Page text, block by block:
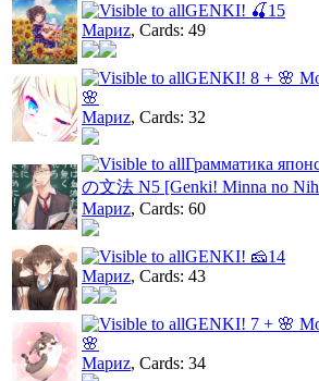
GENKI! 🍒15
Мариz, Cards: 49
GENKI! 8 + 🌸
🌸
Мариz, Cards: 32
Грамматика
の文法 N5 [Genki! Minna no
Мариz, Cards: 60
GENKI! 🧀14
Мариz, Cards: 43
GENKI! 7 + 🌸
🌸
Мариz, Cards: 34